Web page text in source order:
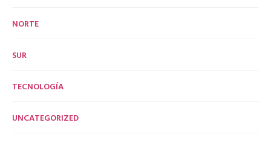
NORTE
SUR
TECNOLOGÍA
UNCATEGORIZED